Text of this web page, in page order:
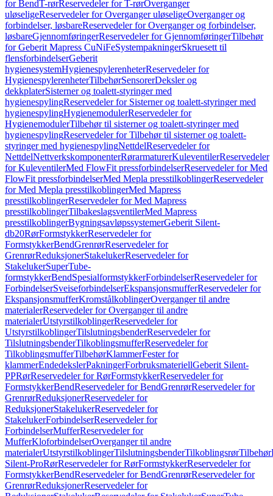
for BendT-rørReservedeler for T-rørOverganger
uløseligeReservedeler for Overganger uløseligeOverganger og
forbindelser, løsbareReservedeler for Overganger og forbindelser,
løsbareGjennomføringerReservedeler for GjennomføringerTilbehør
for Geberit Mapress CuNiFeSystempakningerSkruesett til
flensforbindelserGeberit
hygienesystemHygienespylerenheterReservedeler for
HygienespylerenheterTilbehørSensorerDeksler og
dekkplaterSisterner og toalett-styringer med
hygienespylingReservedeler for Sisterner og toalett-styringer med
hygienespylingHygienemodulerReservedeler for
HygienemodulerTilbehør til sisterner og toalett-styringer med
hygienespylingReservedeler for Tilbehør til sisterner og toalett-
styringer med hygienespylingNettdelReservedeler for
NettdelNettverkskomponenterRørarmaturerKuleventilerReservedeler
for KuleventilerMed FlowFit pressforbindelserReservedeler for Med
FlowFit pressforbindelserMed Mepla presstilkoblingerReservedeler
for Med Mepla presstilkoblingerMed Mapress
presstilkoblingerReservedeler for Med Mapress
presstilkoblingerTilbakeslagsventilerMed Mapress
presstilkoblingerBygningsavløpssystemerGeberit Silent-
db20RørFormstykkerReservedeler for
FormstykkerBendGrenrørReservedeler for
GrenrørReduksjonerStakelukerReservedeler for
StakelukerSuperTube-
formstykkerBendSpesialformstykkerForbindelserReservedeler for
ForbindelserSveiseforbindelserEkspansjonsmufferReservedeler for
EkspansjonsmufferKromstålkoblingerOverganger til andre
materialerReservedeler for Overganger til andre
materialerUtstyrstilkoblingerReservedeler for
UtstyrstilkoblingerTilslutningsbenderReservedeler for
TilslutningsbenderTilkoblingsmufferReservedeler for
TilkoblingsmufferTilbehørKlammerFester for
klammerEndedekslerPakningerForbruksmateriellGeberit Silent-
PPRørReservedeler for RørFormstykkerReservedeler for
FormstykkerBendReservedeler for BendGrenrørReservedeler for
GrenrørReduksjonerReservedeler for
ReduksjonerStakelukerReservedeler for
StakelukerForbindelserReservedeler for
ForbindelserMufferReservedeler for
MufferKloforbindelserOverganger til andre
materialerUtstyrstilkoblingerTilslutningsbenderTilkoblingsrørTilbehør
Silent-ProRørReservedeler for RørFormstykkerReservedeler for
FormstykkerBendReservedeler for BendGrenrørReservedeler for
GrenrørReduksjonerReservedeler for